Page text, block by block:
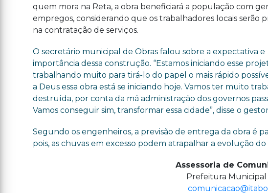
quem mora na Reta, a obra beneficiará a população com
empregos, considerando que os trabalhadores locais serão
na contratação de serviços.
O secretário municipal de Obras falou sobre a expectativa e
importância dessa construção. “Estamos iniciando esse
trabalhando muito para tirá-lo do papel o mais rápido
a Deus essa obra está se iniciando hoje. Vamos ter muito
destruída, por conta da má administração dos governos
Vamos conseguir sim, transformar essa cidade”, disse o
Segundo os engenheiros, a previsão de entrega da obra é
pois, as chuvas em excesso podem atrapalhar a evolução
Assessoria de
Prefeitura